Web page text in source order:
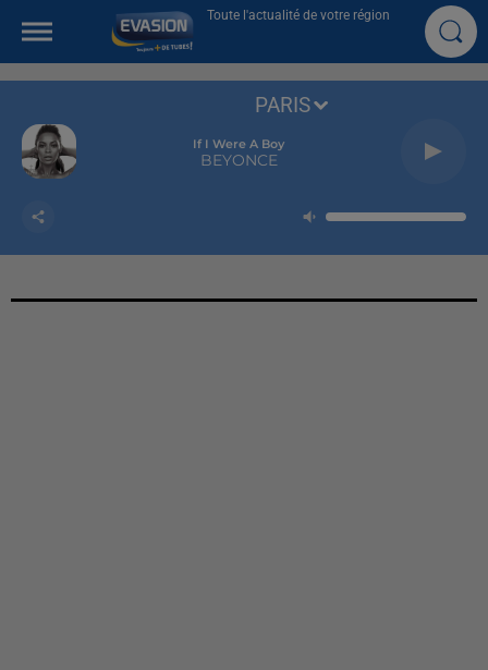
Toute l'actualité de votre région
If I Were A Boy
BEYONCE
PARIS